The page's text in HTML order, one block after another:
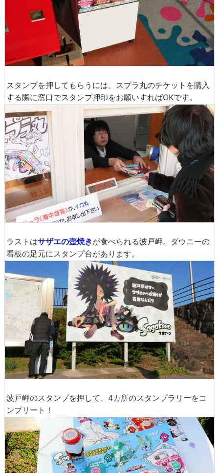
スタンプを押してもらうには、スプラ丸のチケットを購入
する際に窓口でスタンプ押印をお願いすればOKです。
ラストはサザエの壺焼きが食べられる波戸岬。ダウニーの
看板の足元にスタンプ台があります。
波戸岬のスタンプを押して、4カ所のスタンプラリーをコ
ンプリート！